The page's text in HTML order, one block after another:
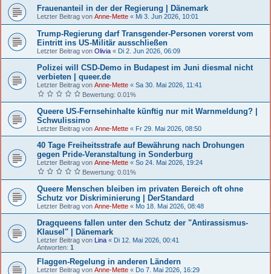
Frauenanteil in der der Regierung | Dänemark
Letzter Beitrag von Anne-Mette « Mi 3. Jun 2026, 10:01
Trump-Regierung darf Transgender-Personen vorerst vom
Eintritt ins US-Militär ausschließen
Letzter Beitrag von Olivia « Di 2. Jun 2026, 06:09
Polizei will CSD-Demo in Budapest im Juni diesmal nicht
verbieten | queer.de
Letzter Beitrag von Anne-Mette « Sa 30. Mai 2026, 11:41
Bewertung: 0.01%
Queere US-Fernsehinhalte künftig nur mit Warnmeldung? |
Schwulissimo
Letzter Beitrag von Anne-Mette « Fr 29. Mai 2026, 08:50
40 Tage Freiheitsstrafe auf Bewährung nach Drohungen
gegen Pride-Veranstaltung in Sonderburg
Letzter Beitrag von Anne-Mette « So 24. Mai 2026, 19:24
Bewertung: 0.01%
Queere Menschen bleiben im privaten Bereich oft ohne
Schutz vor Diskriminierung | DerStandard
Letzter Beitrag von Anne-Mette « Mo 18. Mai 2026, 08:48
Dragqueens fallen unter den Schutz der "Antirassismus-
Klausel" | Dänemark
Letzter Beitrag von Lina « Di 12. Mai 2026, 00:41
Antworten: 1
Flaggen-Regelung in anderen Ländern
Letzter Beitrag von Anne-Mette « Do 7. Mai 2026, 16:29